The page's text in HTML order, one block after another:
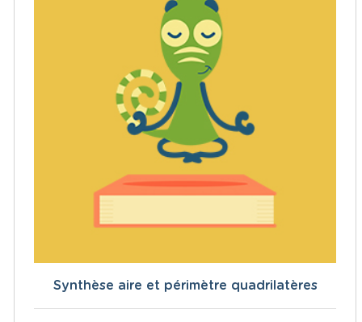
Synthèse aire et périmètre quadrilatères